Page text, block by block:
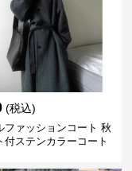
(税込)
ファッションコート 秋
付ステンカラーコート